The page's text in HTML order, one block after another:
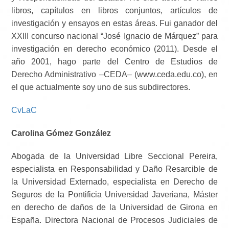
libros, capítulos en libros conjuntos, artículos de
investigación y ensayos en estas áreas. Fui ganador del
XXIII concurso nacional “José Ignacio de Márquez” para
investigación en derecho económico (2011). Desde el
año 2001, hago parte del Centro de Estudios de
Derecho Administrativo –CEDA– (www.ceda.edu.co), en
el que actualmente soy uno de sus subdirectores.
CvLaC
Carolina Gómez González
Abogada de la Universidad Libre Seccional Pereira,
especialista en Responsabilidad y Daño Resarcible de
la Universidad Externado, especialista en Derecho de
Seguros de la Pontificia Universidad Javeriana, Máster
en derecho de daños de la Universidad de Girona en
España. Directora Nacional de Procesos Judiciales de